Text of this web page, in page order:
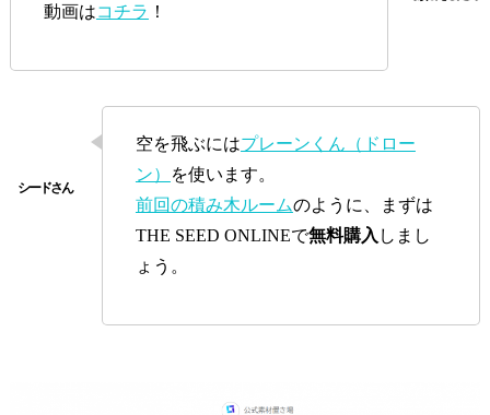
動画はコチラ ！
空を飛ぶにはプレーンくん（ドロー
ン）
を使います。
前回の積み木ルームのように、まずは
THE SEED ONLINEで無料購入 しまし
ょう。